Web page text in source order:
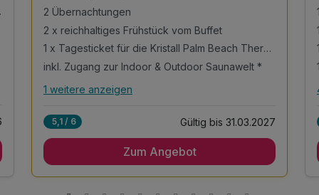
2 Übernachtungen
2 x reichhaltiges Frühstück vom Buffet
1 x Tagesticket für die Kristall Palm Beach Therme
inkl. Zugang zur Indoor & Outdoor Saunawelt *
Alle Inklusivleistungen
2 x reichhaltiges Frühstück vom Buffet
1 weitere anzeigen
5,1 / 6 Gültig bis 31.03.2027
Zum Angebot